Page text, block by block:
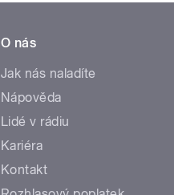
O nás
Jak nás naladíte
Nápověda
Lidé v rádiu
Kariéra
Kontakt